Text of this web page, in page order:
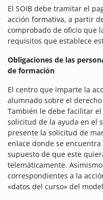
El SOIB debe tramitar el
acción formativa, a partir
comprobado de oficio que
requisitos que establece
Obligaciones de las
de formación
El centro que imparte la
alumnado sobre el
También le debe facilitar
solicitud de la ayuda en el
presente la solicitud de
enlace donde se
supuesto de que este
telemáticamente.
correspondientes a la
«datos del curso» del